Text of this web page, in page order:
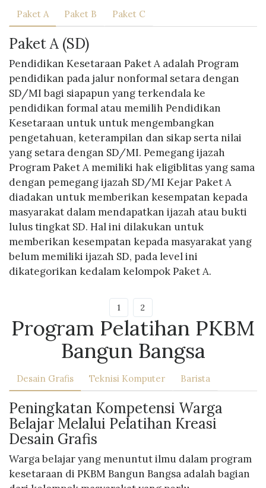
Paket A Paket B Paket C
Paket A (SD)
Pendidikan Kesetaraan Paket A adalah Program
pendidikan pada jalur nonformal setara dengan
SD/MI bagi siapapun yang terkendala ke
pendidikan formal atau memilih Pendidikan
Kesetaraan untuk untuk mengembangkan
pengetahuan, keterampilan dan sikap serta nilai
yang setara dengan SD/MI. Pemegang ijazah
Program Paket A memiliki hak eligiblitas yang sama
dengan pemegang ijazah SD/MI Kejar Paket A
diadakan untuk memberikan kesempatan kepada
masyarakat dalam mendapatkan ijazah atau bukti
lulus tingkat SD. Hal ini dilakukan untuk
memberikan kesempatan kepada masyarakat yang
belum memiliki ijazah SD, pada level ini
dikategorikan kedalam kelompok Paket A.
1 2
Program Pelatihan PKBM
Bangun Bangsa
Desain Grafis Teknisi Komputer Barista
Peningkatan Kompetensi Warga
Belajar Melalui Pelatihan Kreasi
Desain Grafis
Warga belajar yang menuntut ilmu dalam program
kesetaraan di PKBM Bangun Bangsa adalah bagian